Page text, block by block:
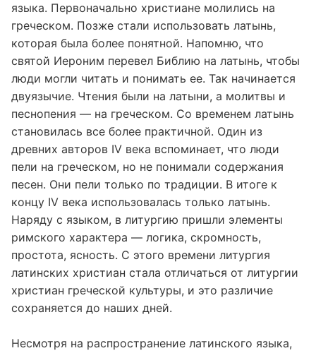
языка. Первоначально христиане молились на
греческом. Позже стали использовать латынь,
которая была более понятной. Напомню, что
святой Иероним перевел Библию на латынь, чтобы
люди могли читать и понимать ее. Так начинается
двуязычие. Чтения были на латыни, а молитвы и
песнопения — на греческом. Со временем латынь
становилась все более практичной. Один из
древних авторов IV века вспоминает, что люди
пели на греческом, но не понимали содержания
песен. Они пели только по традиции. В итоге к
концу IV века использовалась только латынь.
Наряду с языком, в литургию пришли элементы
римского характера — логика, скромность,
простота, ясность. С этого времени литургия
латинских христиан стала отличаться от литургии
христиан греческой культуры, и это различие
сохраняется до наших дней.
Несмотря на распространение латинского языка,